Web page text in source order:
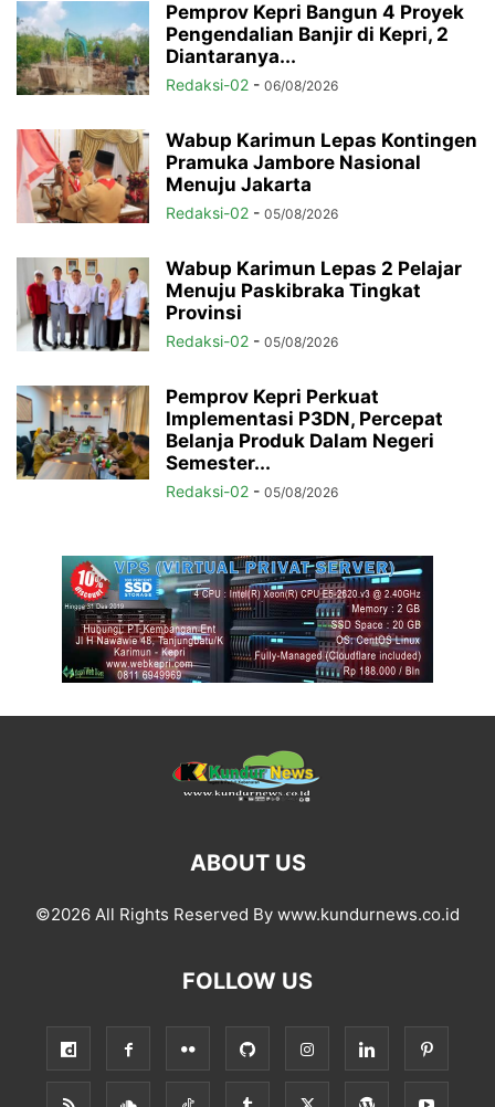
Pemprov Kepri Bangun 4 Proyek
Pengendalian Banjir di Kepri, 2
Diantaranya...
Redaksi-02 - 06/08/2026
Wabup Karimun Lepas Kontingen
Pramuka Jambore Nasional
Menuju Jakarta
Redaksi-02 - 05/08/2026
Wabup Karimun Lepas 2 Pelajar
Menuju Paskibraka Tingkat
Provinsi
Redaksi-02 - 05/08/2026
Pemprov Kepri Perkuat
Implementasi P3DN, Percepat
Belanja Produk Dalam Negeri
Semester...
Redaksi-02 - 05/08/2026
ABOUT US
©2026 All Rights Reserved By www.kundurnews.co.id
FOLLOW US